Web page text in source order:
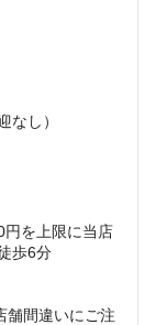
なし）
円を上限に当店
歩6分
舗間違いにご注